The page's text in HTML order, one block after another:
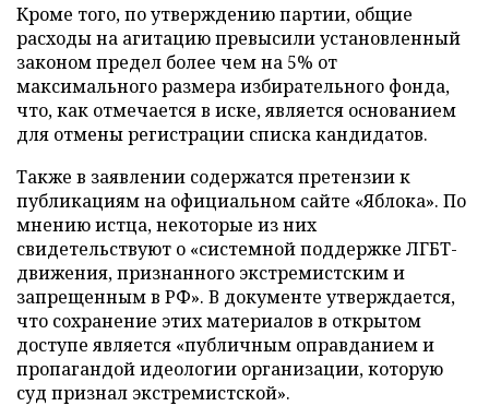
Кроме того, по утверждению партии, общие
расходы на агитацию превысили установленный
законом предел более чем на 5% от
максимального размера избирательного фонда,
что, как отмечается в иске, является основанием
для отмены регистрации списка кандидатов.
Также в заявлении содержатся претензии к
публикациям на официальном сайте «Яблока». По
мнению истца, некоторые из них
свидетельствуют о «системной поддержке ЛГБТ-
движения, признанного экстремистским и
запрещенным в РФ». В документе утверждается,
что сохранение этих материалов в открытом
доступе является «публичным оправданием и
пропагандой идеологии организации, которую
суд признал экстремистской».